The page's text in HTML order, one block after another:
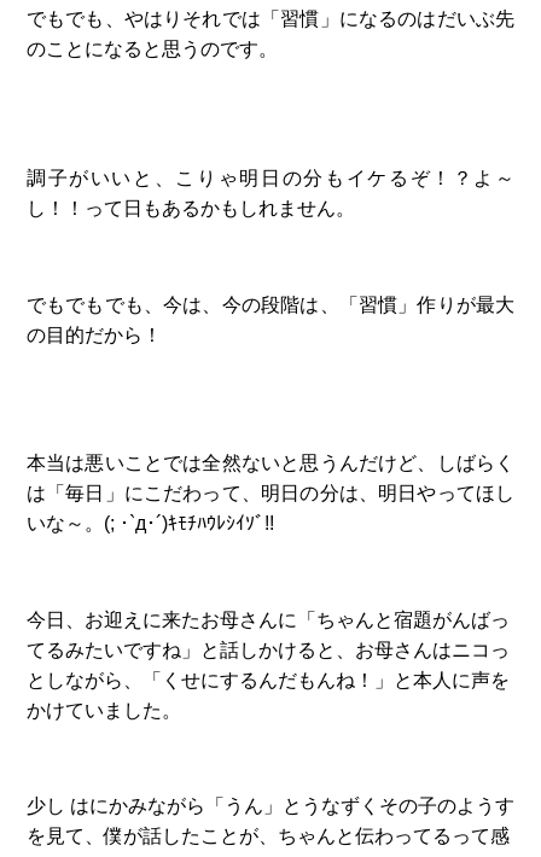
でもでも、やはりそれでは「習慣」になるのはだいぶ先
のことになると思うのです。
調子がいいと、こりゃ明日の分もイケるぞ！？よ～
し！！って日もあるかもしれません。
でもでもでも、今は、今の段階は、「習慣」作りが最大
の目的だから！
本当は悪いことでは全然ないと思うんだけど、しばらく
は「毎日」にこだわって、明日の分は、明日やってほし
いな～。(; ･`д･´)ｷﾓﾁﾊｳﾚｼｲｿﾞ!!
今日、お迎えに来たお母さんに「ちゃんと宿題がんばっ
てるみたいですね」と話しかけると、お母さんはニコっ
としながら、「くせにするんだもんね！」と本人に声を
かけていました。
少し はにかみながら「うん」とうなずくその子のようす
を見て、僕が話したことが、ちゃんと伝わってるって感